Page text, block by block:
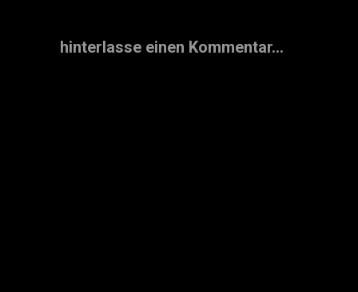
hinterlasse einen Kommentar...